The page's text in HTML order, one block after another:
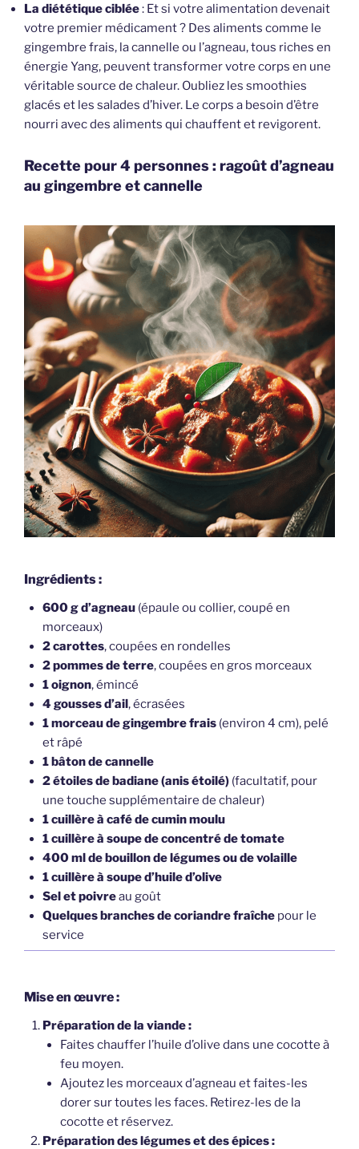
La diététique ciblée: Et si votre alimentation devenait
votre premier médicament ? Des aliments comme le
gingembre frais, la cannelle ou l’agneau, tous riches en
énergie Yang, peuvent transformer votre corps en une
véritable source de chaleur. Oubliez les smoothies
glacés et les salades d’hiver. Le corps a besoin d’être
nourri avec des aliments qui chauffent et revigorent.
Recette pour 4 personnes : ragoût d’agneau
au gingembre et cannelle
Ingrédients :
600 g d’agneau(épaule ou collier, coupé en
morceaux)
2 carottes, coupées en rondelles
2 pommes de terre, coupées en gros morceaux
1 oignon, émincé
4 gousses d’ail, écrasées
1 morceau de gingembre frais(environ 4 cm), pelé
et râpé
1 bâton de cannelle
2 étoiles de badiane (anis étoilé)(facultatif, pour
une touche supplémentaire de chaleur)
1 cuillère à café de cumin moulu
1 cuillère à soupe de concentré de tomate
400 ml de bouillon de légumes ou de volaille
1 cuillère à soupe d’huile d’olive
Sel et poivreau goût
Quelques branches de coriandre fraîchepour le
service
Mise en œuvre :
Préparation de la viande :
Faites chauffer l’huile d’olive dans une cocotte à
feu moyen.
Ajoutez les morceaux d’agneau et faites-les
dorer sur toutes les faces. Retirez-les de la
cocotte et réservez.
Préparation des légumes et des épices :